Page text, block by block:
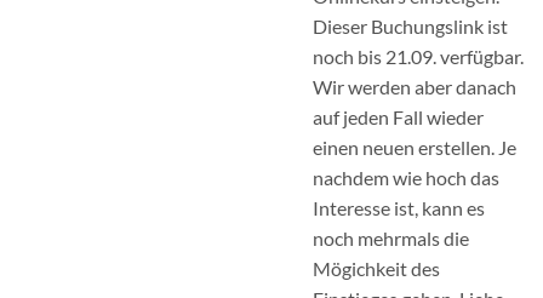
Dieser Buchungslink ist
noch bis 21.09. verfügbar.
Wir werden aber danach
auf jeden Fall wieder
einen neuen erstellen. Je
nachdem wie hoch das
Interesse ist, kann es
noch mehrmals die
Mögichkeit des